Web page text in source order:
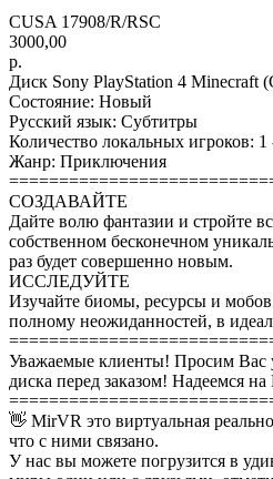
CUSA 17908/R/RSC
3000,00
р.
Диск Sony PlayStation 4 Minecraft
Состояние: Новый
Русский язык: Субтитры
Количество локальных игроков: 1
Жанр: Приключения
СОЗДАВАЙТЕ
Дайте волю фантазии и стройте
собственном бесконечном
раз будет совершенно новым.
ИССЛЕДУЙТЕ
Изучайте биомы, ресурсы и
полному неожиданностей, в
Уважаемые клиенты! Просим Вас
диска перед заказом! Надеемся
👋 MirVR это виртуальная
что с ними связано.
У нас вы можете погрузится в